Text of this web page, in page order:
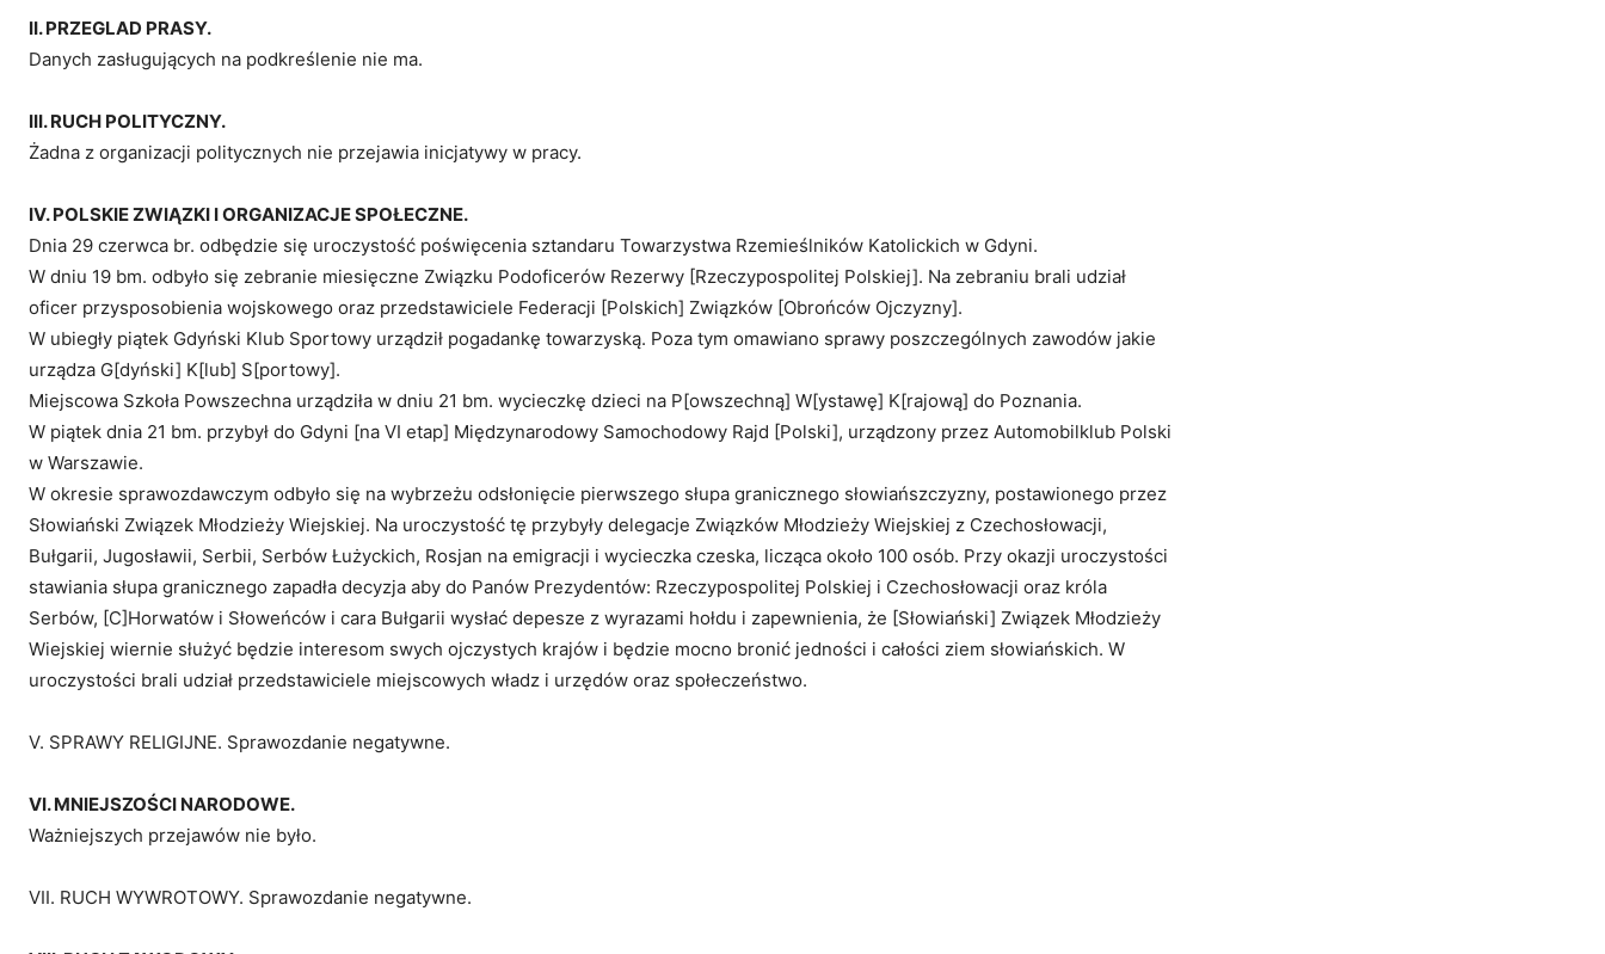
II. PRZEGLAD PRASY.
Danych zasługujących na podkreślenie nie ma.
III. RUCH POLITYCZNY.
Żadna z organizacji politycznych nie przejawia inicjatywy w pracy.
IV. POLSKIE ZWIĄZKI I ORGANIZACJE SPOŁECZNE.
Dnia 29 czerwca br. odbędzie się uroczystość poświęcenia sztandaru Towarzystwa Rzemieślników Katolickich w Gdyni.
W dniu 19 bm. odbyło się zebranie miesięczne Związku Podoficerów Rezerwy [Rzeczypospolitej Polskiej]. Na zebraniu brali udział
oficer przysposobienia wojskowego oraz przedstawiciele Federacji [Polskich] Związków [Obrońców Ojczyzny].
W ubiegły piątek Gdyński Klub Sportowy urządził pogadankę towarzyską. Poza tym omawiano sprawy poszczególnych zawodów jakie
urządza G[dyński] K[lub] S[portowy].
Miejscowa Szkoła Powszechna urządziła w dniu 21 bm. wycieczkę dzieci na P[owszechną] W[ystawę] K[rajową] do Poznania.
W piątek dnia 21 bm. przybył do Gdyni [na VI etap] Międzynarodowy Samochodowy Rajd [Polski], urządzony przez Automobilklub Polski
w Warszawie.
W okresie sprawozdawczym odbyło się na wybrzeżu odsłonięcie pierwszego słupa granicznego słowiańszczyzny, postawionego przez
Słowiański Związek Młodzieży Wiejskiej. Na uroczystość tę przybyły delegacje Związków Młodzieży Wiejskiej z Czechosłowacji,
Bułgarii, Jugosławii, Serbii, Serbów Łużyckich, Rosjan na emigracji i wycieczka czeska, licząca około 100 osób. Przy okazji uroczystości
stawiania słupa granicznego zapadła decyzja aby do Panów Prezydentów: Rzeczypospolitej Polskiej i Czechosłowacji oraz króla
Serbów, [C]Horwatów i Słoweńców i cara Bułgarii wysłać depesze z wyrazami hołdu i zapewnienia, że [Słowiański] Związek Młodzieży
Wiejskiej wiernie służyć będzie interesom swych ojczystych krajów i będzie mocno bronić jedności i całości ziem słowiańskich. W
uroczystości brali udział przedstawiciele miejscowych władz i urzędów oraz społeczeństwo.
V. SPRAWY RELIGIJNE. Sprawozdanie negatywne.
VI. MNIEJSZOŚCI NARODOWE.
Ważniejszych przejawów nie było.
VII. RUCH WYWROTOWY. Sprawozdanie negatywne.